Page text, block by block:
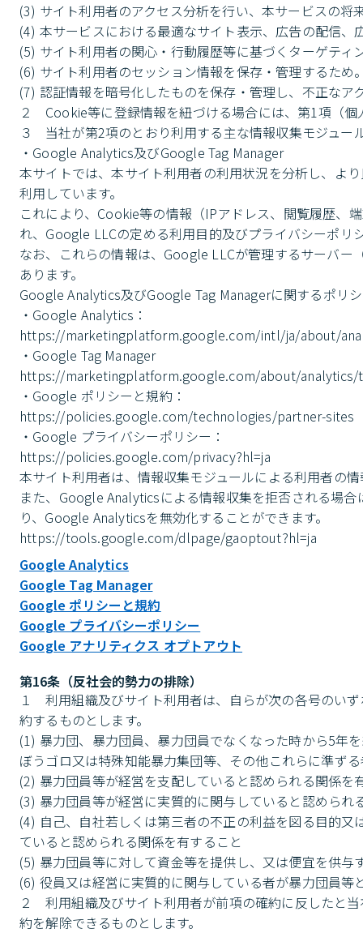
(3) サイト利用者のアクセス分析を行い、本サービスの将
(4) 本サービスにおける最適なサイト表示、広告の配信
(5) サイト利用者の関心・行動履歴等に基づくターゲテ
(6) サイト利用者のセッション情報を保存・管理するため
(7) 認証情報を暗号化したものを保存・管理し、不正なア
２	Cookie等に登録情報を紐づける場合には、第1項（個人情報の取扱い）の規定に従い、適切に取り扱います。
３	当社が第2項のとおり利用する主な情報収集モジュールについては、以下をご確認ください。
・Google Analytics及びGoogle Tag Manager
本サイトでは、本サイト利用者の利用状況を分析し、よ
利用しています。
これにより、Cookie等の情報（IPアドレス、閲覧履歴、
れ、Google LLCの定める利用目的及びプライバシーポリ
なお、これらの情報は、Google LLCが管理するサーバ
あります。
Google Analytics及びGoogle Tag Managerに関するポリ
・Google Analytics：
https://marketingplatform.google.com/intl/ja/about/
・Google Tag Manager
https://marketingplatform.google.com/about/analytics/
・Google ポリシーと規約：
https://policies.google.com/technologies/partner-sites
・Google プライバシーポリシー：
https://policies.google.com/privacy?hl=ja
本サイト利用者は、情報収集モジュールによる利用者の
また、Google Analyticsによる情報収集を拒否される場
り、Google Analyticsを無効化することができます。
https://tools.google.com/dlpage/gaoptout?hl=ja
Google Analytics
Google Tag Manager
Google ポリシーと規約
Google プライバシーポリシー
Google アナリティクス オプトアウト
第16条（反社会的勢力の排除）
１	利用組織及びサイト利用者は、自らが次の各号のいずれにも該当しないことを表明し、かつ将来にわたっても該当しないことを確
約するものとします。
(1) 暴力団、暴力団員、暴力団員でなくなった時から5年
ぼうゴロ又は特殊知能暴力集団等、その他これらに準ず
(2) 暴力団員等が経営を支配していると認められる関係を
(3) 暴力団員等が経営に実質的に関与していると認められ
(4) 自己、自社若しくは第三者の不正の利益を図る目的
ていると認められる関係を有すること
(5) 暴力団員等に対して資金等を提供し、又は便宜を供
(6) 役員又は経営に実質的に関与している者が暴力団員
２	利用組織及びサイト利用者が前項の確約に反したと当社が判断した場合には、当社は、何らの通知及び催告を要せず直ちに利用契
約を解除できるものとします。